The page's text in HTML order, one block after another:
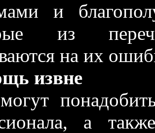
и
из
на их
извне
а